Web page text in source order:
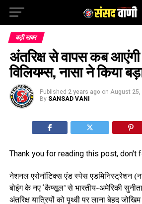
बड़ी खबर
अंतरिक्ष से वापस कब
विलियम्स, नासा ने किया
Published 2 years ago on August 25,
By SANSAD VANI
Thank you for reading this post, don't
नेशनल एरोनॉटिक्स एंड स्पेस एडमिनिस्ट्रेशन
बोइंग के नए ‘कैप्सूल’ से भारतीय-अमेरिकी
अंतरिक्ष यात्रियों को पृथ्वी पर लाना बेहद